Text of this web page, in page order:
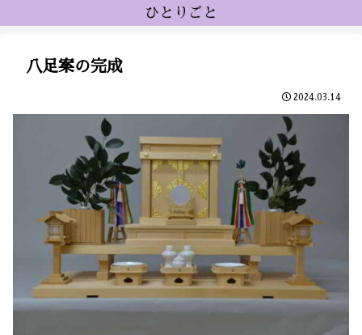
ひとりごと
八足案の完成
2024.03.14